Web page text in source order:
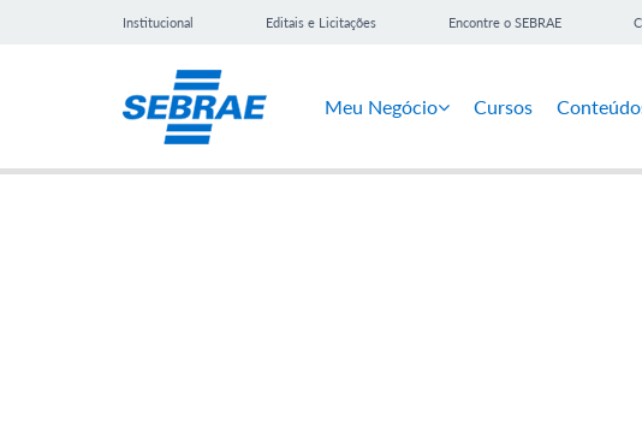
Institucional Editais e Licitações Encontre o SEBRAE
Meu Negócio Cursos